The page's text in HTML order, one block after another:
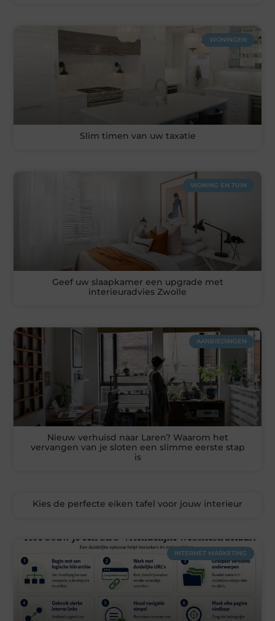
WONINGEN
Slim timen van uw taxatie
WONING EN TUIN
Geef uw slaapkamer een upgrade met
interieuradvies Zwolle
AANBIEDINGEN
Nieuw verhuisd naar Laren? Waarom het
vervangen van je sloten een slimme eerste stap
is
Kies de perfecte eiken tafel voor jouw interieur
INTERNET MARKETING